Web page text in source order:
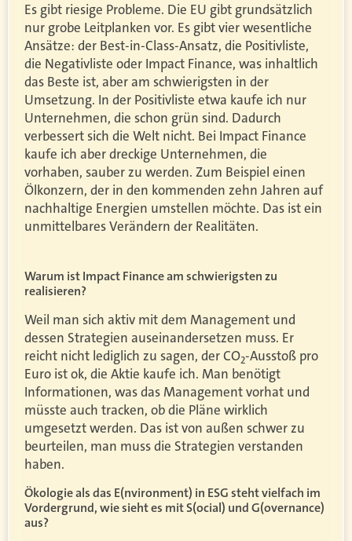
Es gibt riesige Probleme. Die EU gibt grundsätzlich
nur grobe Leitplanken vor. Es gibt vier wesentliche
Ansätze: der Best-in-Class-Ansatz, die Positivliste,
die Negativliste oder Impact Finance, was inhaltlich
das Beste ist, aber am schwierigsten in der
Umsetzung. In der Positivliste etwa kaufe ich nur
Unternehmen, die schon grün sind. Dadurch
verbessert sich die Welt nicht. Bei Impact Finance
kaufe ich aber dreckige Unternehmen, die
vorhaben, sauber zu werden. Zum Beispiel einen
Ölkonzern, der in den kommenden zehn Jahren auf
nachhaltige Energien umstellen möchte. Das ist ein
unmittelbares Verändern der Realitäten.
Warum ist Impact Finance am schwierigsten zu
realisieren?
Weil man sich aktiv mit dem Management und
dessen Strategien auseinandersetzen muss. Er
reicht nicht lediglich zu sagen, der CO2-Ausstoß pro
Euro ist ok, die Aktie kaufe ich. Man benötigt
Informationen, was das Management vorhat und
müsste auch tracken, ob die Pläne wirklich
umgesetzt werden. Das ist von außen schwer zu
beurteilen, man muss die Strategien verstanden
haben.
Ökologie als das E(nvironment) in ESG steht vielfach im
Vordergrund, wie sieht es mit S(ocial) und G(overnance)
aus?